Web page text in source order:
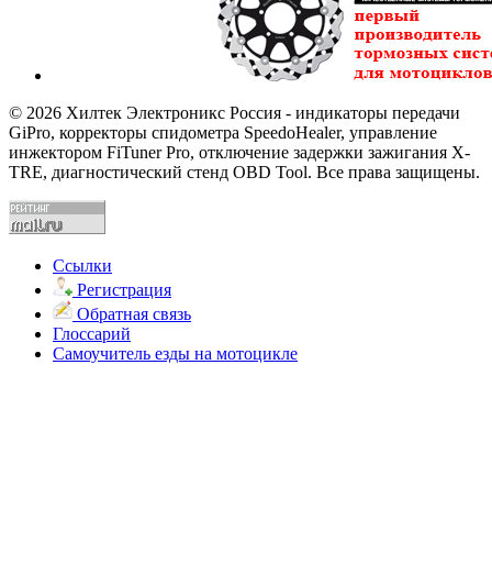
© 2026 Хилтек Электроникс Россия - индикаторы передачи
GiPro, корректоры спидометра SpeedoHealer, управление
инжектором FiTuner Pro, отключение задержки зажигания X-
TRE, диагностический стенд OBD Tool. Все права защищены.
Ссылки
Регистрация
Обратная связь
Глоссарий
Самоучитель езды на мотоцикле